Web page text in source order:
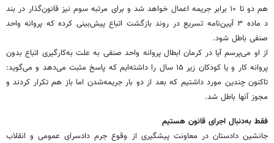
هم دو تا ۱۰ برابر جریمه اعمال خواهد شد و برای مرتبه سوم نیز قانون‌گذار در بند
د ماده ۳ آیین‌نامه تسریع در روند بازگشت اتباع پیش‌بینی کرده که پروانه واحد
صنفی باطل شود.
از او می‌پرسم آیا در کرمان ابطال پروانه واحد صنفی به علت به‌کارگیری اتباع بدون
پروانه کار و یا کودکان زیر ۱۵ سال را داشته‌ایم که پاسخ مثبت می‌دهد و می‌گوید:
تاکنون چندین مورد داشتیم که بعد از دو بار جریمه‌شدن اما باز هم تکرار کردند و
مجوز آنها باطل شد.
فقط به‌دنبال اجرای قانون هستیم
جانشین دادستان در معاونت پیشگیری از وقوع جرم دادسرای عمومی و انقلاب